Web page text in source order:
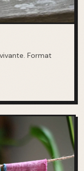
Format